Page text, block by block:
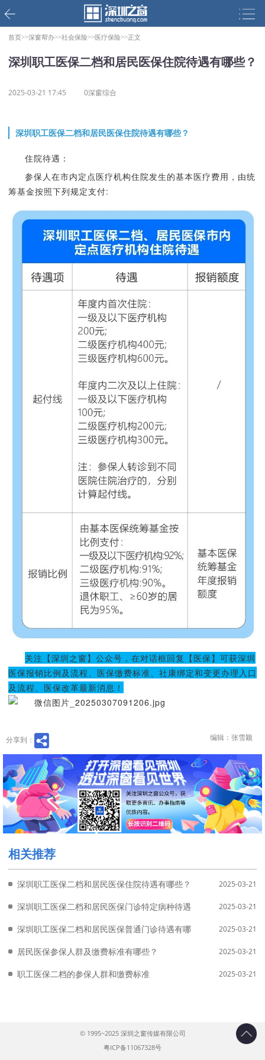
首页>>深窗帮办>>社会保险>>医疗保险>>正文
深圳职工医保二档和居民医保住院待遇有哪些？
2025-03-21 17:45 0深窗综合
深圳职工医保二档和居民医保住院待遇有哪些？
住院待遇：
参保人在市内定点医疗机构住院发生的基本医疗费用，由统
筹基金按照下列规定支付:
关注【深圳之窗】公众号，在对话框回复【医保】可获深圳
医保报销比例及流程、医保缴费标准、社康绑定和变更办理入口
及流程、医保改革最新消息！
分享到： 编辑：张雪颖
相关推荐
深圳职工医保二档和居民医保住院待遇有哪些？ 2025-03-21
深圳职工医保二档和居民医保门诊特定病种待遇有哪些？2025-03-21
深圳职工医保二档和居民医保普通门诊待遇有哪些？ 2025-03-21
居民医保参保人群及缴费标准有哪些？ 2025-03-21
职工医保二档的参保人群和缴费标准 2025-03-21
© 1995~2025 深圳之窗传媒有限公司
粤ICP备11067328号